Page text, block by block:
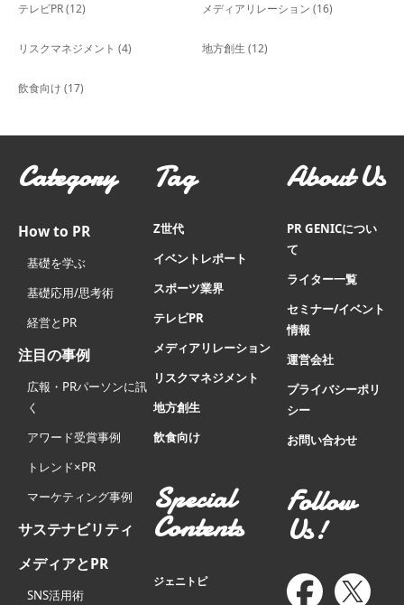
テレビPR(12) メディアリレーション (16)
リスクマネジメント (4) 地方創生 (12)
飲食向け (17)
Category
How to PR
基礎を学ぶ
基礎応用/思考術
経営とPR
注目の事例
広報・PRパーソンに訊
く
アワード受賞事例
トレンド×PR
マーケティング事例
サステナビリティ
メディアとPR
SNS活用術
Tag
Z世代
イベントレポート
スポーツ業界
テレビPR
メディアリレーション
リスクマネジメント
地方創生
飲食向け
Special
Contents
ジェニトピ
About Us
PR GENICについ
て
ライター一覧
セミナー/イベント
情報
運営会社
プライバシーポリ
シー
お問い合わせ
Follow
Us!